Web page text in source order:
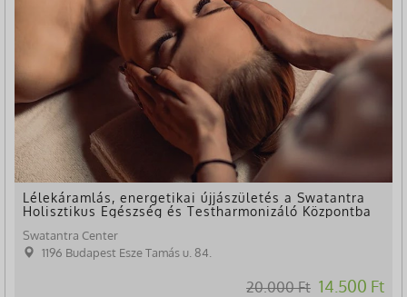
Lélekáramlás, energetikai újjászületés a Swatantra
Holisztikus Egészség és Testharmonizáló Központba
Swatantra Center
1196 Budapest Esze Tamás u. 84.
20.000 Ft 14.500 Ft